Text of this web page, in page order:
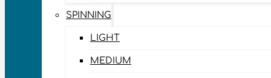
SPINNING
LIGHT
MEDIUM